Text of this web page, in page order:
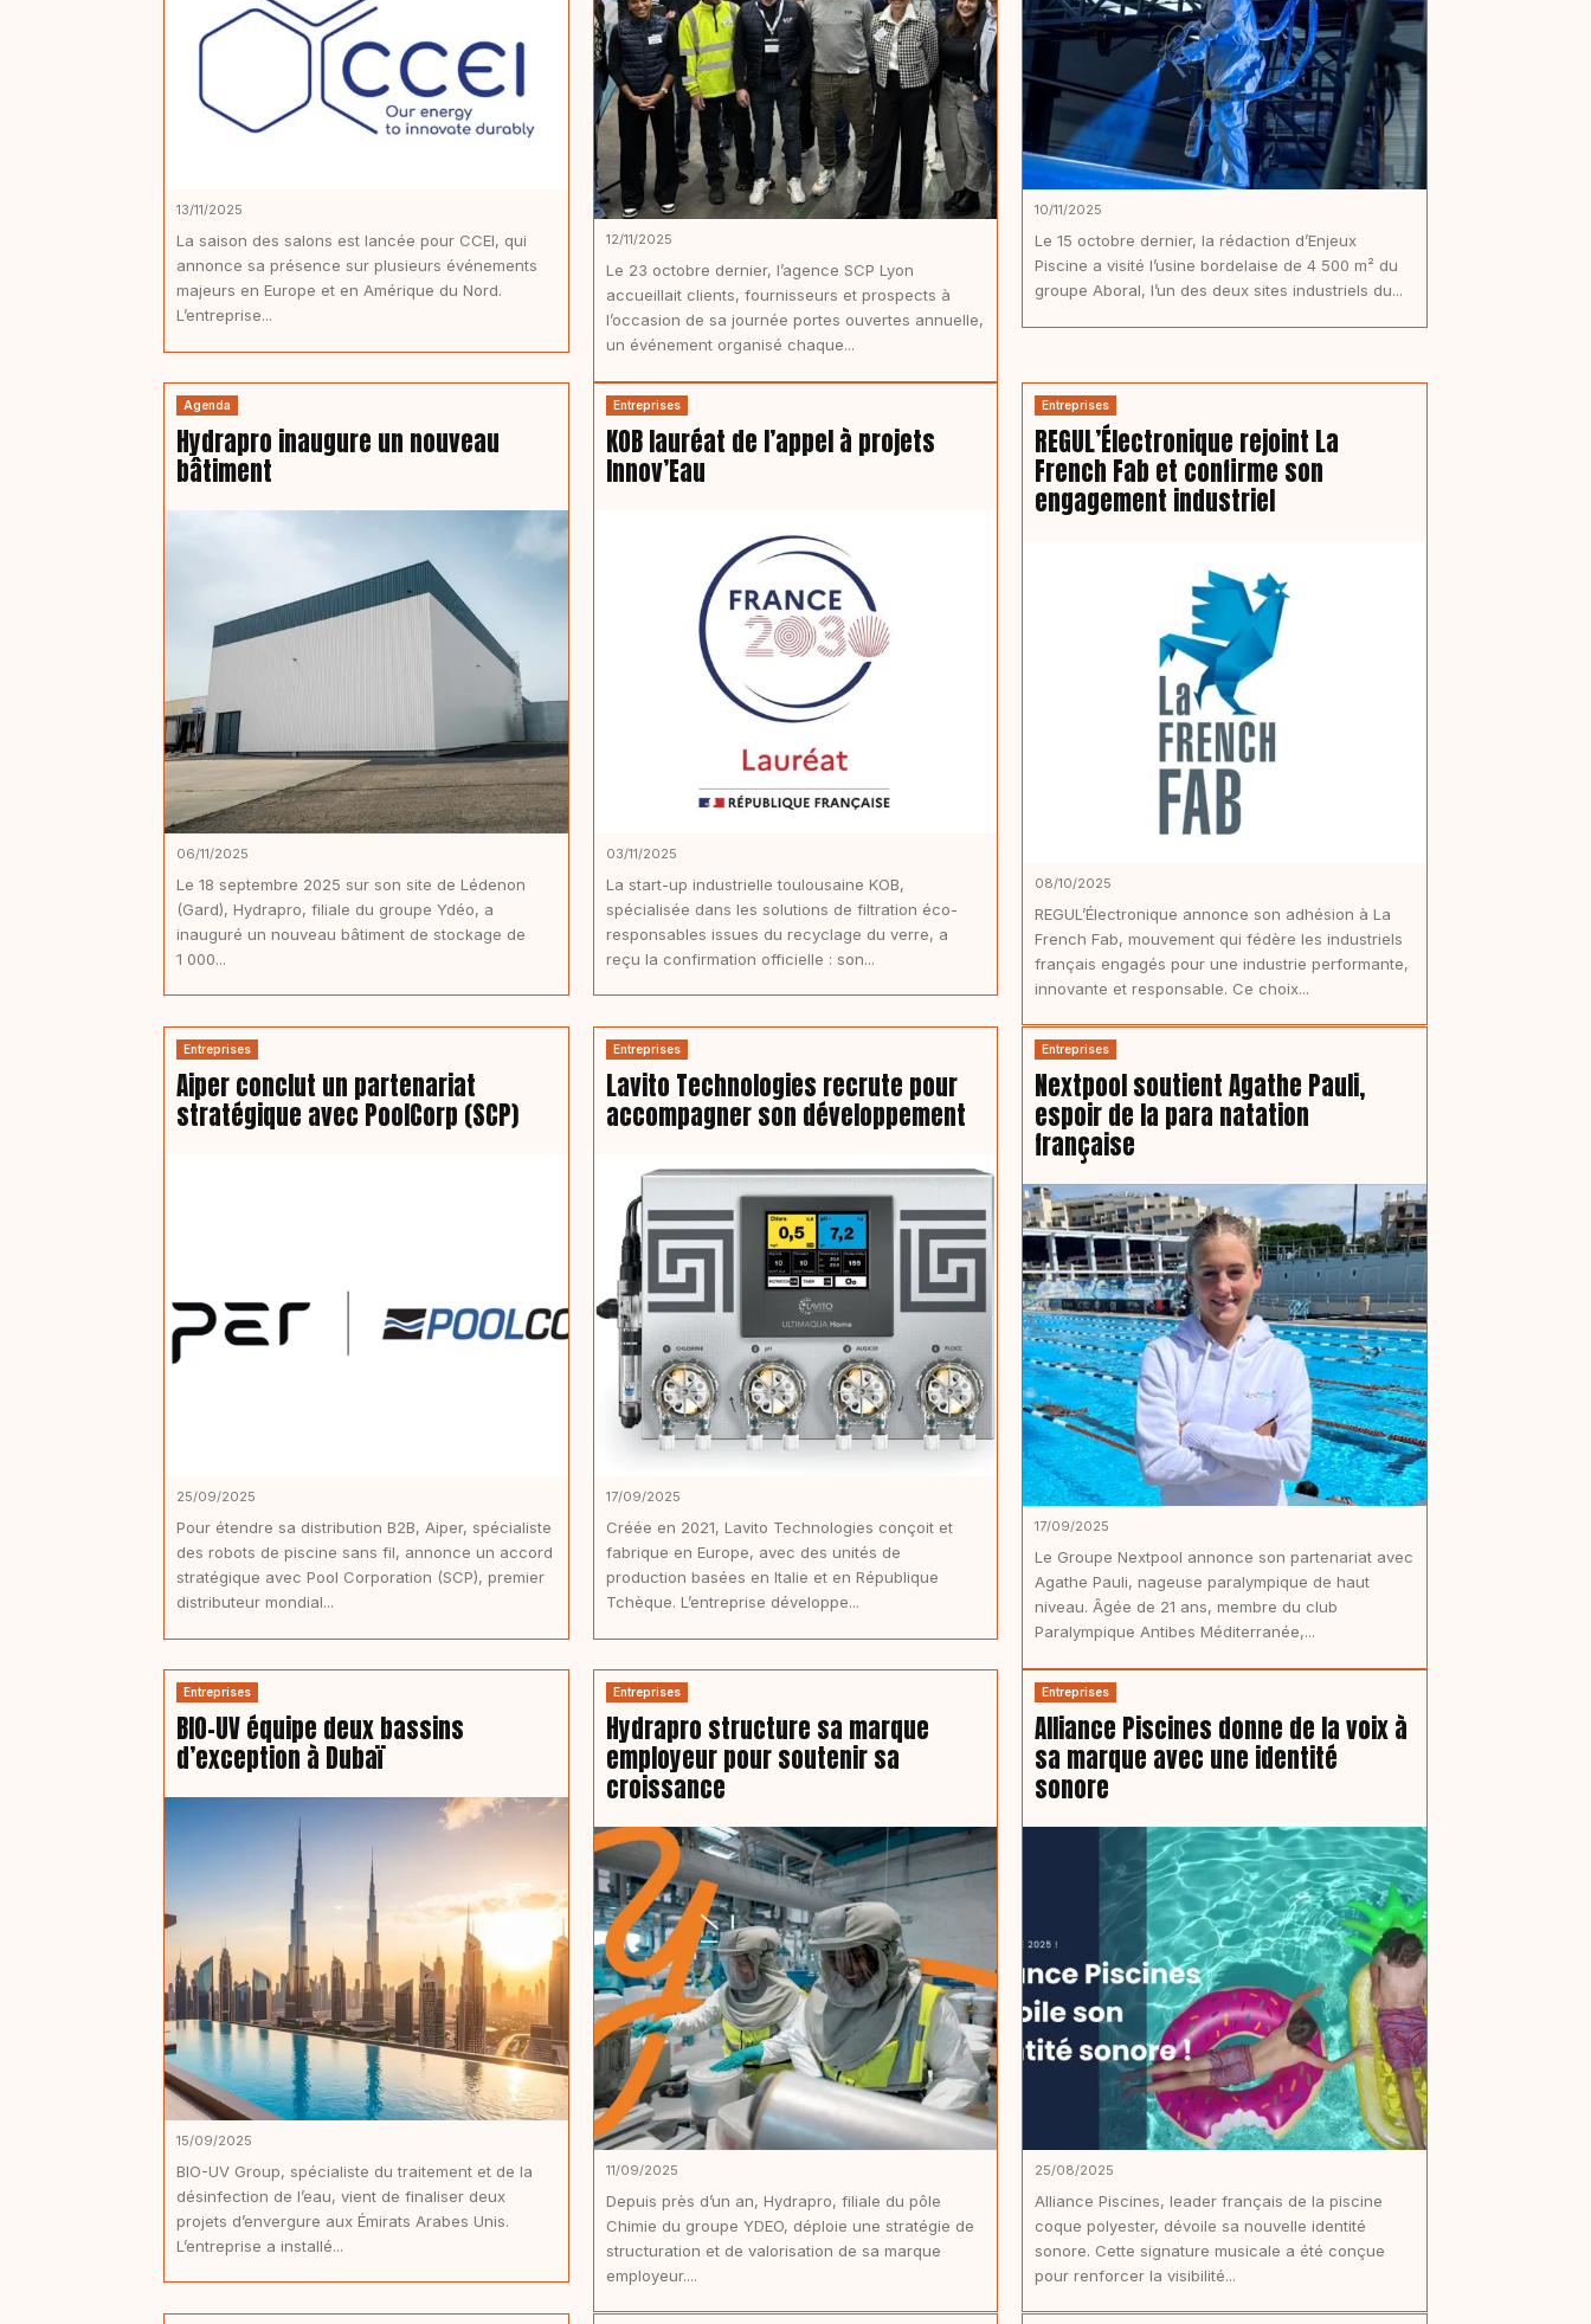
13/11/2025
La saison des salons est lancée pour CCEI, qui
annonce sa présence sur plusieurs événements
majeurs en Europe et en Amérique du Nord.
L’entreprise...
12/11/2025
Le 23 octobre dernier, l’agence SCP Lyon
accueillait clients, fournisseurs et prospects à
l’occasion de sa journée portes ouvertes annuelle,
un événement organisé chaque...
10/11/2025
Le 15 octobre dernier, la rédaction d’Enjeux
Piscine a visité l’usine bordelaise de 4 500 m² du
groupe Aboral, l’un des deux sites industriels du...
Agenda
Hydrapro inaugure un nouveau
bâtiment
06/11/2025
Le 18 septembre 2025 sur son site de Lédenon
(Gard), Hydrapro, filiale du groupe Ydéo, a
inauguré un nouveau bâtiment de stockage de
1 000...
Entreprises
KOB lauréat de l’appel à projets
Innov’Eau
03/11/2025
La start-up industrielle toulousaine KOB,
spécialisée dans les solutions de filtration éco-
responsables issues du recyclage du verre, a
reçu la confirmation officielle : son...
Entreprises
REGUL’Électronique rejoint La
French Fab et confirme son
engagement industriel
08/10/2025
REGUL’Électronique annonce son adhésion à La
French Fab, mouvement qui fédère les industriels
français engagés pour une industrie performante,
innovante et responsable. Ce choix...
Entreprises
Aiper conclut un partenariat
stratégique avec PoolCorp (SCP)
25/09/2025
Pour étendre sa distribution B2B, Aiper, spécialiste
des robots de piscine sans fil, annonce un accord
stratégique avec Pool Corporation (SCP), premier
distributeur mondial...
Entreprises
Lavito Technologies recrute pour
accompagner son développement
17/09/2025
Créée en 2021, Lavito Technologies conçoit et
fabrique en Europe, avec des unités de
production basées en Italie et en République
Tchèque. L’entreprise développe...
Entreprises
Nextpool soutient Agathe Pauli,
espoir de la para natation
française
17/09/2025
Le Groupe Nextpool annonce son partenariat avec
Agathe Pauli, nageuse paralympique de haut
niveau. Âgée de 21 ans, membre du club
Paralympique Antibes Méditerranée,...
Entreprises
BIO-UV équipe deux bassins
d’exception à Dubaï
15/09/2025
BIO-UV Group, spécialiste du traitement et de la
désinfection de l’eau, vient de finaliser deux
projets d’envergure aux Émirats Arabes Unis.
L’entreprise a installé...
Entreprises
Hydrapro structure sa marque
employeur pour soutenir sa
croissance
11/09/2025
Depuis près d’un an, Hydrapro, filiale du pôle
Chimie du groupe YDEO, déploie une stratégie de
structuration et de valorisation de sa marque
employeur....
Entreprises
Alliance Piscines donne de la voix à
sa marque avec une identité
sonore
25/08/2025
Alliance Piscines, leader français de la piscine
coque polyester, dévoile sa nouvelle identité
sonore. Cette signature musicale a été conçue
pour renforcer la visibilité...